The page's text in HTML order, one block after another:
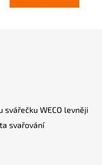
WECO levněji
svařování